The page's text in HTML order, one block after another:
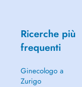
Ricerche più
frequenti
Ginecologo a
Zurigo